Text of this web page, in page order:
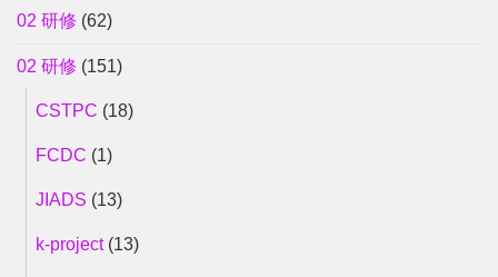
02 研修 (62)
02 研修 (151)
CSTPC (18)
FCDC (1)
JIADS (13)
k-project(13)